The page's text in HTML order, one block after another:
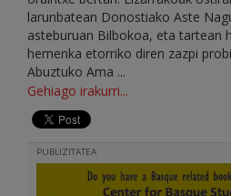
larunbatean Donostiako Aste
asteburuan Bilbokoa, eta tartean
hemenka etorriko diren zazpi
Abuztuko Ama ...
Gehiago irakurri...
PUBLIZITATEA